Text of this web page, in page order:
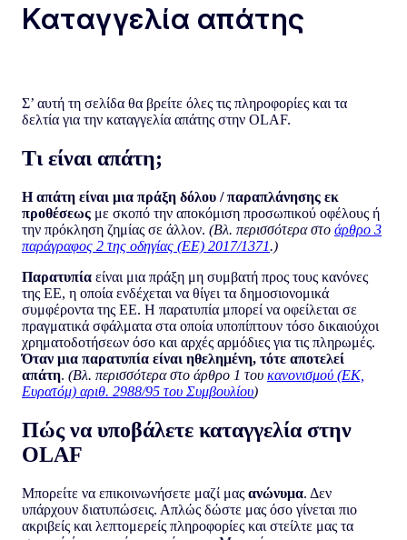
Καταγγελία απάτης
Σ’ αυτή τη σελίδα θα βρείτε όλες τις πληροφορίες και τα
δελτία για την καταγγελία απάτης στην OLAF.
Τι είναι απάτη;
Η απάτη είναι μια πράξη δόλου / παραπλάνησης εκ
προθέσεως με σκοπό την αποκόμιση προσωπικού οφέλους ή
την πρόκληση ζημίας σε άλλον. (Βλ. περισσότερα στο άρθρο 3
παράγραφος 2 της οδηγίας (ΕΕ) 2017/1371.)
Παρατυπία είναι μια πράξη μη συμβατή προς τους κανόνες
της ΕΕ, η οποία ενδέχεται να θίγει τα δημοσιονομικά
συμφέροντα της ΕΕ. Η παρατυπία μπορεί να οφείλεται σε
πραγματικά σφάλματα στα οποία υποπίπτουν τόσο δικαιούχοι
χρηματοδοτήσεων όσο και αρχές αρμόδιες για τις πληρωμές.
Όταν μια παρατυπία είναι ηθελημένη, τότε αποτελεί
απάτη. (Βλ. περισσότερα στο άρθρο 1 του κανονισμού (ΕΚ,
Ευρατόμ) αριθ. 2988/95 του Συμβουλίου)
Πώς να υποβάλετε καταγγελία στην
OLAF
Μπορείτε να επικοινωνήσετε μαζί μας ανώνυμα. Δεν
υπάρχουν διατυπώσεις. Απλώς δώστε μας όσο γίνεται πιο
ακριβείς και λεπτομερείς πληροφορίες και στείλτε μας τα